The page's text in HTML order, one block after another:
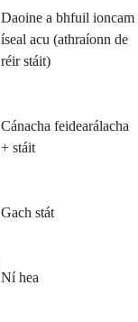
Daoine a bhfuil ioncam
íseal acu (athraíonn de
réir stáit)
Cánacha feidearálacha
+ stáit
Gach stát
Ní hea